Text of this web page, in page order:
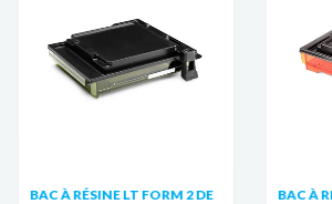
BAC À RÉSINE LT FORM 2 DE
BAC À